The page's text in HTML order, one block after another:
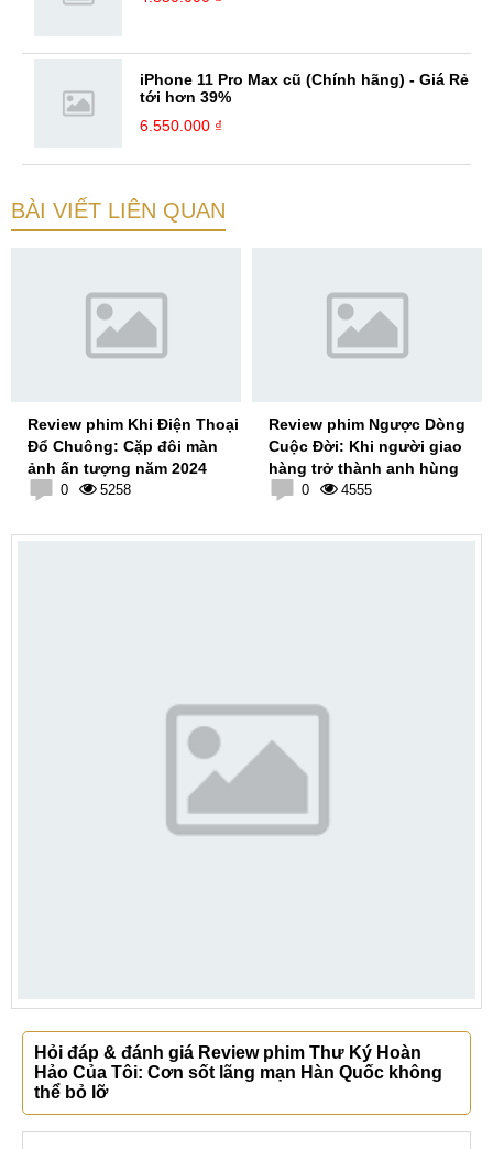
iPhone 11 Pro Max cũ (Chính hãng) - Giá Rẻ
tới hơn 39%
6.550.000 ₫
BÀI VIẾT LIÊN QUAN
Review phim Khi Điện Thoại
Đổ Chuông: Cặp đôi màn
ảnh ấn tượng năm 2024
0 5258
Review phim Ngược Dòng
Cuộc Đời: Khi người giao
hàng trở thành anh hùng
0 4555
Hỏi đáp & đánh giá Review phim Thư Ký Hoàn
Hảo Của Tôi: Cơn sốt lãng mạn Hàn Quốc không
thể bỏ lỡ